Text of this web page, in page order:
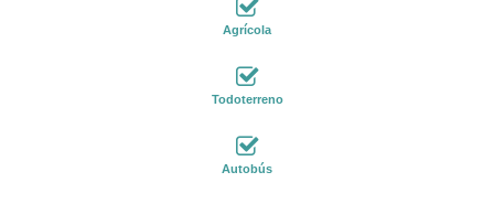
Agrícola
Todoterreno
Autobús